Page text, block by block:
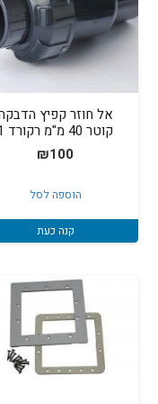
אל חוזר קפיץ
קוטר 40 מ"מ רקורד 1
₪100
הוספה לסל
קנה כעת